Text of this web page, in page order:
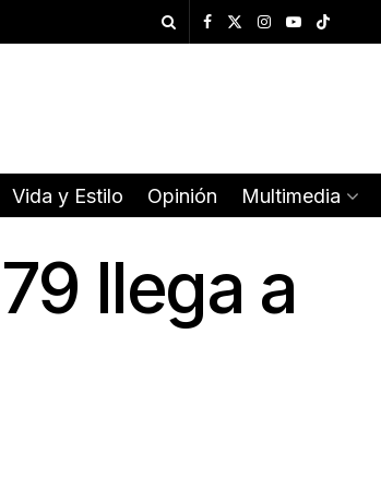
Vida y Estilo Opinión Multimedia
llega a